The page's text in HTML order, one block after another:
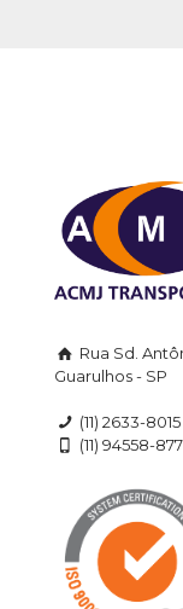
Rua Sd.
Guarulhos - SP
(11) 2633-8015
(11) 94558-